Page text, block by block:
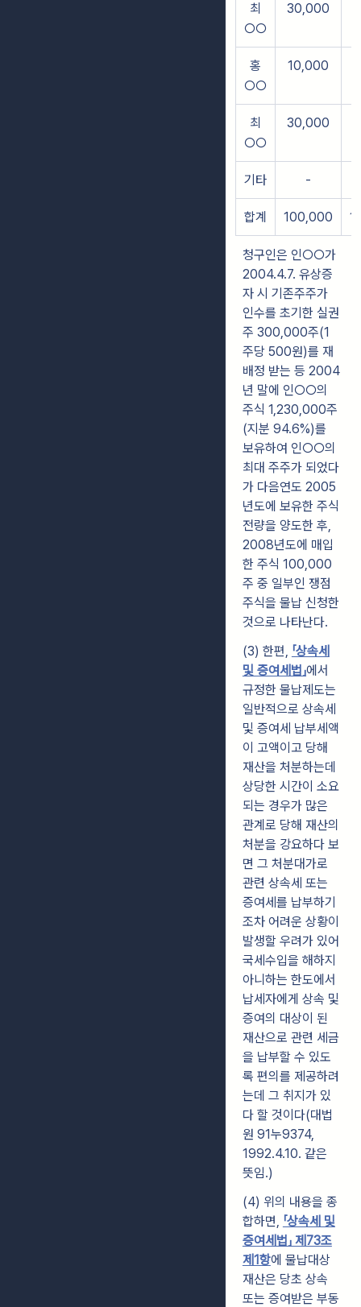
최
○○
30,000
홍
○○
10,000
최
○○
30,000
기타 -
합계 100,000
청구인은 인○○가
2004.4.7. 유상증
자 시 기존주주가
인수를 초기한 실권
주 300,000주(1
주당 500원)를 재
배정 받는 등 2004
년 말에 인○○의
주식 1,230,000주
(지분 94.6%)를
보유하여 인○○의
최대 주주가 되었다
가 다음연도 2005
년도에 보유한 주식
전량을 양도한 후,
2008년도에 매입
한 주식 100,000
주 중 일부인 쟁점
주식을 물납 신청한
것으로 나타난다.
(3) 한편, 「상속세
및 증여세법」에서
규정한 물납제도는
일반적으로 상속세
및 증여세 납부세액
이 고액이고 당해
재산을 처분하는데
상당한 시간이 소요
되는 경우가 많은
관계로 당해 재산의
처분을 강요하다 보
면 그 처분대가로
관련 상속세 또는
증여세를 납부하기
조차 어려운 상황이
발생할 우려가 있어
국세수입을 해하지
아니하는 한도에서
납세자에게 상속 및
증여의 대상이 된
재산으로 관련 세금
을 납부할 수 있도
록 편의를 제공하려
는데 그 취지가 있
다 할 것이다(대법
원 91누9374,
1992.4.10. 같은
뜻임.)
(4) 위의 내용을 종
합하면, 「상속세 및
증여세법」 제73조
제1항에 물납대상
재산은 당초 상속
또는 증여받은 부동